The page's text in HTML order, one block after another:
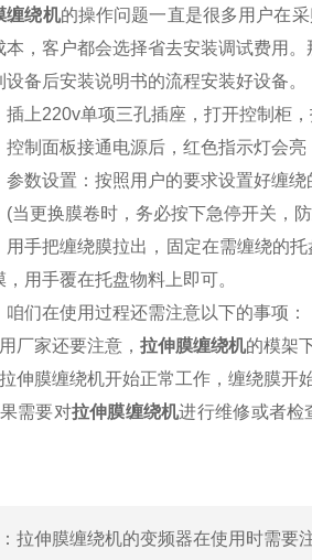
缠绕机的操作问题一直是很多用户在
本，客户都会选择省去安装调试费用。
后安装说明书的流程安装好设备。
220v单项三孔插座，打开控制柜，
面板接通电源后，红色指示灯会亮
设置：按照用户的要求设置好缠绕
更换膜卷时，务必按下急停开关，防
把缠绕膜拉出，固定在需缠绕的托
，用手覆在托盘物料上即可。
在使用过程还需注意以下的事项：
家还要注意， 拉伸膜缠绕机的模架
膜缠绕机开始正常工作，缠绕膜开
需要对拉伸膜缠绕机进行维修或者检
拉伸膜缠绕机的变频器在使用时需要